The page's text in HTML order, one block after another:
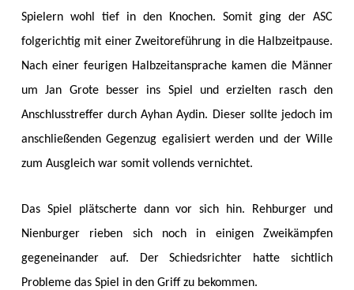
Spielern wohl tief in den Knochen. Somit ging der ASC
folgerichtig mit einer Zweitoreführung in die Halbzeitpause.
Nach einer feurigen Halbzeitansprache kamen die Männer
um Jan Grote besser ins Spiel und erzielten rasch den
Anschlusstreffer durch Ayhan Aydin. Dieser sollte jedoch im
anschließenden Gegenzug egalisiert werden und der Wille
zum Ausgleich war somit vollends vernichtet.
Das Spiel plätscherte dann vor sich hin. Rehburger und
Nienburger rieben sich noch in einigen Zweikämpfen
gegeneinander auf. Der Schiedsrichter hatte sichtlich
Probleme das Spiel in den Griff zu bekommen.